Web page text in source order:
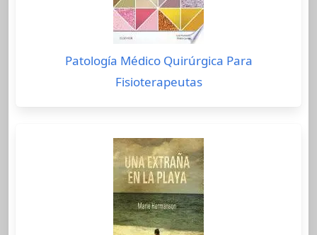
Patología Médico Quirúrgica Para
Fisioterapeutas